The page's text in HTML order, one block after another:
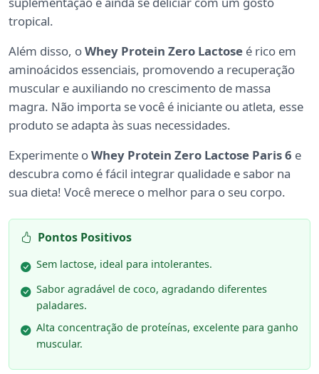
tropical.
Além disso, oWhey Protein Zero Lactose é rico em
aminoácidos essenciais, promovendo a recuperação
muscular e auxiliando no crescimento de massa
magra. Não importa se você é iniciante ou atleta, esse
produto se adapta às suas necessidades.
Experimente oWhey Protein Zero Lactose Paris 6 e
descubra como é fácil integrar qualidade e sabor na
sua dieta! Você merece o melhor para o seu corpo.
Pontos Positivos
Sem lactose, ideal para intolerantes.
Sabor agradável de coco, agradando diferentes
paladares.
Alta concentração de proteínas, excelente para ganho
muscular.